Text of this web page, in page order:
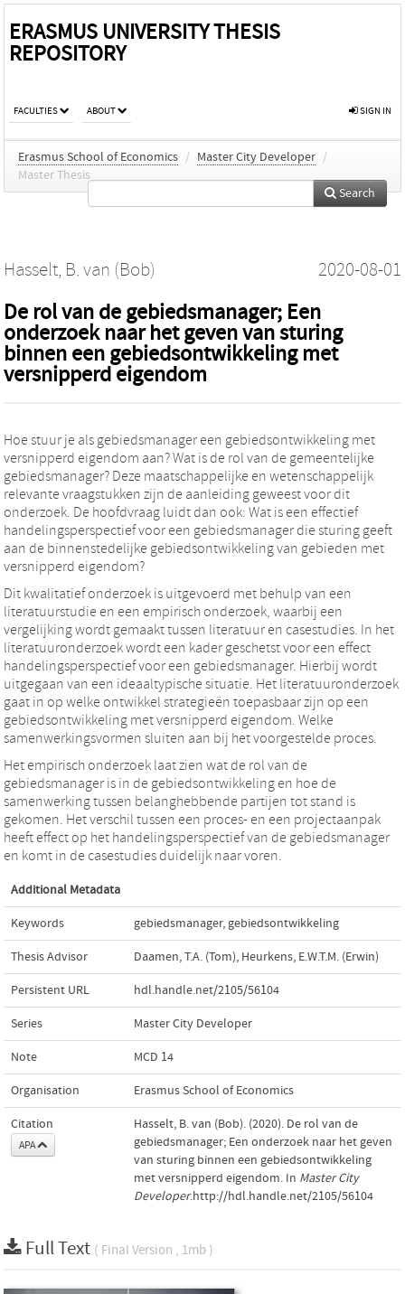
ERASMUS UNIVERSITY THESIS
REPOSITORY
FACULTIES ABOUT SIGN IN
Erasmus School of Economics / Master City Developer /
Master Thesis
Search
Hasselt, B. van (Bob) 2020-08-01
De rol van de gebiedsmanager; Een
onderzoek naar het geven van sturing
binnen een gebiedsontwikkeling met
versnipperd eigendom
Hoe stuur je als gebiedsmanager een gebiedsontwikkeling met
versnipperd eigendom aan? Wat is de rol van de gemeentelijke
gebiedsmanager? Deze maatschappelijke en wetenschappelijk
relevante vraagstukken zijn de aanleiding geweest voor dit
onderzoek. De hoofdvraag luidt dan ook: Wat is een effectief
handelingsperspectief voor een gebiedsmanager die sturing geeft
aan de binnenstedelijke gebiedsontwikkeling van gebieden met
versnipperd eigendom?
Dit kwalitatief onderzoek is uitgevoerd met behulp van een
literatuurstudie en een empirisch onderzoek, waarbij een
vergelijking wordt gemaakt tussen literatuur en casestudies. In het
literatuuronderzoek wordt een kader geschetst voor een effect
handelingsperspectief voor een gebiedsmanager. Hierbij wordt
uitgegaan van een ideaaltypische situatie. Het literatuuronderzoek
gaat in op welke ontwikkel strategieën toepasbaar zijn op een
gebiedsontwikkeling met versnipperd eigendom. Welke
samenwerkingsvormen sluiten aan bij het voorgestelde proces.
Het empirisch onderzoek laat zien wat de rol van de
gebiedsmanager is in de gebiedsontwikkeling en hoe de
samenwerking tussen belanghebbende partijen tot stand is
gekomen. Het verschil tussen een proces- en een projectaanpak
heeft effect op het handelingsperspectief van de gebiedsmanager
en komt in de casestudies duidelijk naar voren.
Additional Metadata
Keywords gebiedsmanager, gebiedsontwikkeling
Thesis Advisor Daamen, T.A. (Tom), Heurkens, E.W.T.M. (Erwin)
Persistent URL hdl.handle.net/2105/56104
Series Master City Developer
Note MCD 14
Organisation Erasmus School of Economics
Citation
APA
Hasselt, B. van (Bob). (2020). De rol van de
gebiedsmanager; Een onderzoek naar het geven
van sturing binnen een gebiedsontwikkeling
met versnipperd eigendom. In Master City
Developer.http://hdl.handle.net/2105/56104
Full Text ( Final Version , 1mb )